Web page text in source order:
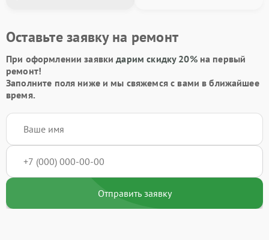
Оставьте заявку на ремонт
При оформлении заявкидарим скидку 20%на первый
ремонт!
Заполните поля ниже и мы свяжемся с вами в ближайшее
время.
Отправить заявку